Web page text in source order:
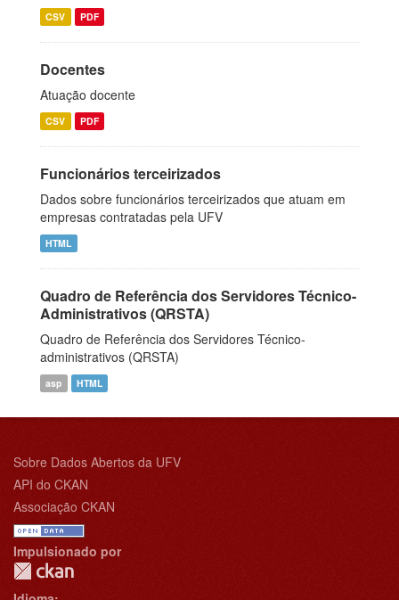
CSV PDF
Docentes
Atuação docente
CSV PDF
Funcionários terceirizados
Dados sobre funcionários terceirizados que atuam em
empresas contratadas pela UFV
HTML
Quadro de Referência dos Servidores Técnico-
Administrativos (QRSTA)
Quadro de Referência dos Servidores Técnico-
administrativos (QRSTA)
asp HTML
Sobre Dados Abertos da UFV
API do CKAN
Associação CKAN
Impulsionado por